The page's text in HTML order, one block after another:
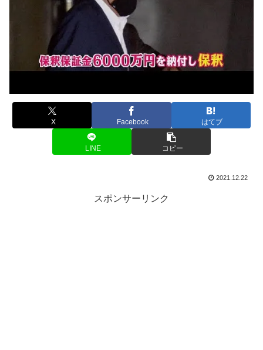
X Facebook はてブ
LINE コピー
2021.12.22
スポンサーリンク